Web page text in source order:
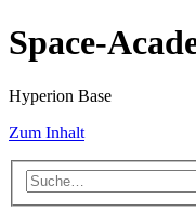
Space-
Hyperion Base
Zum Inhalt